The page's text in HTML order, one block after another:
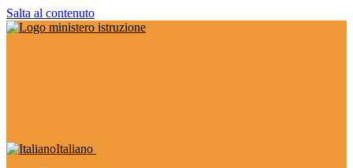
Salta al contenuto
Italiano